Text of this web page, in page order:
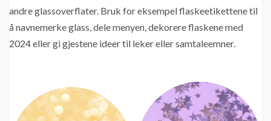
andre glassoverflater. Bruk for eksempel flaskeetikettene til
å navnemerke glass, dele menyen, dekorere flaskene med
2024 eller gi gjestene ideer til leker eller samtaleemner.